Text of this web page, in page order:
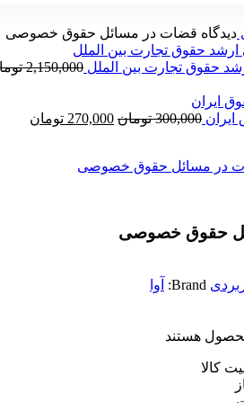
دیدگاه قضات در مسائل حقوق خصوصی
حقوق تجارت بین الملل 2,150,000
ایران 300,000 تومان قیمت
بود.
270,000 تومان
حقوق خصوصی
Brand:
آوا
هستند
کالا